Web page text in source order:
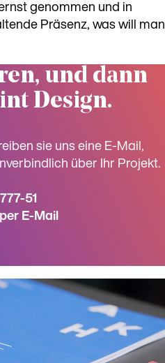
genommen und in
Präsenz, was will man
und dann
Design.
sie uns eine E-Mail,
über Ihr Projekt.
51
­per E-Mail